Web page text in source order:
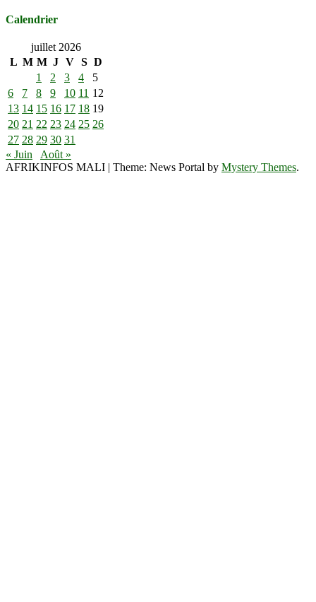
Calendrier
juillet 2026
L M M J V S D
1
2 3 4
5
6
7 8 9 10 11 12
13 14 15 16 17 18 19
20 21 22 23 24 25 26
27 28 29 30 31
« Juin
Août »
AFRIKINFOS MALI | Theme: News Portal by Mystery Themes.